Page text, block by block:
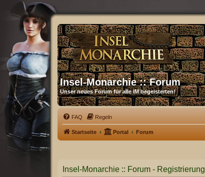
Insel-Monarchie :: Forum
Unser neues Forum für alle IM begeisterten!
FAQ Regeln
Startseite Portal Forum
Insel-Monarchie :: Forum - Registrierung